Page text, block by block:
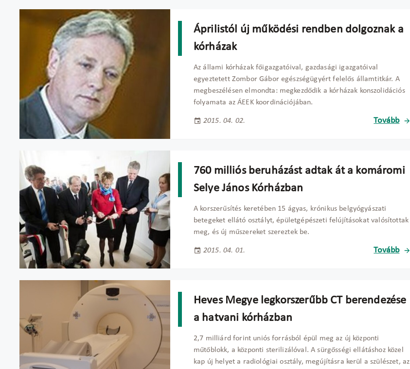
Áprilistól új működési rendben dolgoznak a
kórházak
Az állami kórházak főigazgatóival, gazdasági igazgatóival
egyeztetett Zombor Gábor egészségügyért felelős államtitkár. A
megbeszélésen elmondta: megkezdődik a kórházak konszolidációs
folyamata az ÁEEK koordinációjában.
2015. 04. 02. Tovább
760 milliós beruházást adtak át a komáromi
Selye János Kórházban
A korszerűsítés keretében 15 ágyas, krónikus belgyógyászati
betegeket ellátó osztályt, épületgépészeti felújításokat valósítottak
meg, és új műszereket szereztek be.
2015. 04. 01. Tovább
Heves Megye legkorszerűbb CT berendezése
a hatvani kórházban
2,7 milliárd forint uniós forrásból épül meg az új központi
műtőblokk, a központi sterilizálóval. A sürgősségi ellátáshoz közel
kap új helyet a radiológiai osztály, megújításra kerül a szülészet, az